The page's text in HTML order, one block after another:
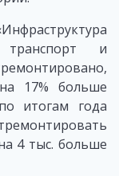
и
17% больше
итогам года
4 тыс. больше